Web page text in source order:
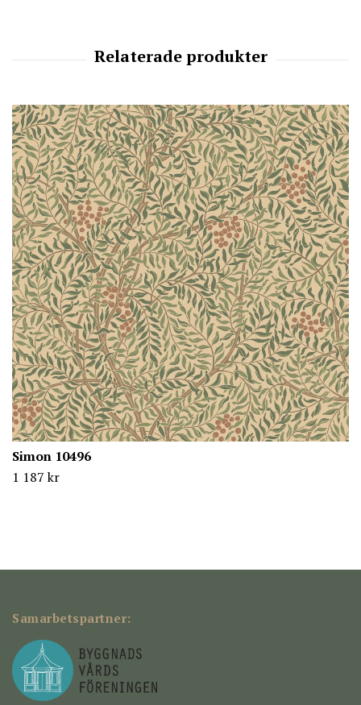
Simon 10496
1 187 kr
Samarbetspartner: